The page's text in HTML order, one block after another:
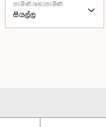
පැමිණි/නොපැමිණි